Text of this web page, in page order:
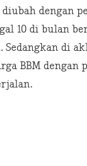
dengan
10 di bulan
Sedangkan di
BBM